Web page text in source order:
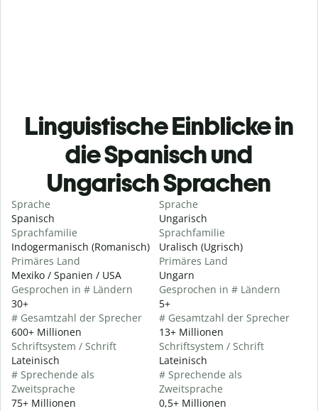
Linguistische Einblicke in
die Spanisch und
Ungarisch Sprachen
Sprache
Spanisch
Sprachfamilie
Indogermanisch (Romanisch)
Primäres Land
Mexiko / Spanien / USA
Gesprochen in # Ländern
30+
# Gesamtzahl der Sprecher
600+ Millionen
Schriftsystem / Schrift
Lateinisch
# Sprechende als
Zweitsprache
75+ Millionen
Sprache
Ungarisch
Sprachfamilie
Uralisch (Ugrisch)
Primäres Land
Ungarn
Gesprochen in # Ländern
5+
# Gesamtzahl der Sprecher
13+ Millionen
Schriftsystem / Schrift
Lateinisch
# Sprechende als
Zweitsprache
0,5+ Millionen